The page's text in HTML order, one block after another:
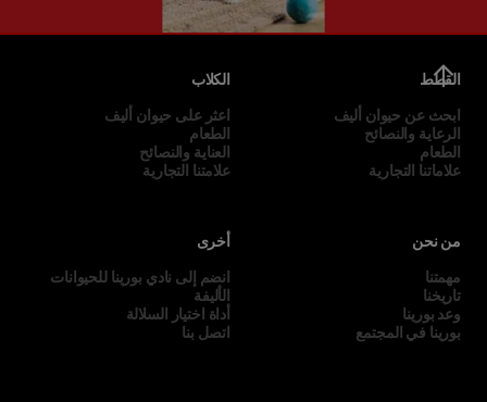
القطط
ابحث عن حيوان أليف
الرعاية والنصائح
الطعام
علاماتنا التجارية
الكلاب
اعثر على حيوان أليف
الطعام
العناية والنصائح
علامتنا التجارية
من نحن
مهمتنا
تاريخنا
وعد بورينا
بورينا في المجتمع
أخرى
انضم إلى نادي بورينا للحيوانات
الأليفة
أداة اختيار السلالة
اتصل بنا